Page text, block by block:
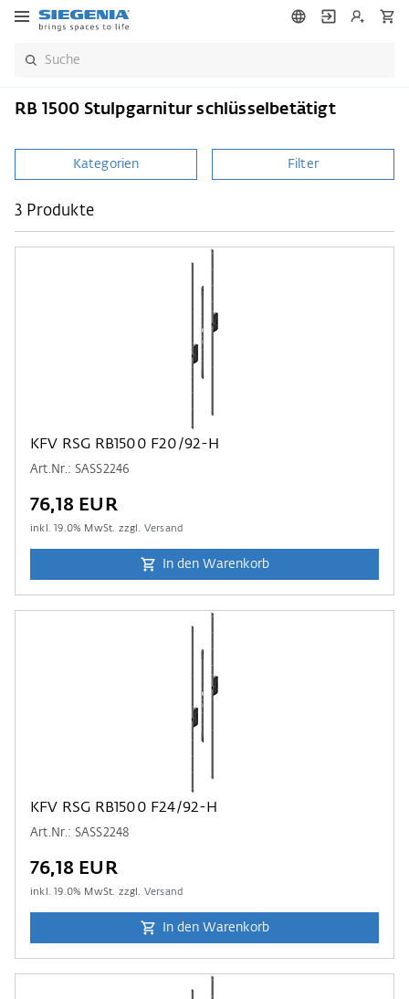
RB 1500 Stulpgarnitur schlüsselbetätigt
Kategorien Filter
3 Produkte
KFV RSG RB1500 F20/92-H
Art.Nr.: SASS2246
76,18 EUR
inkl.19.0% MwSt. zzgl. Versand
In den Warenkorb
KFV RSG RB1500 F24/92-H
Art.Nr.: SASS2248
76,18 EUR
inkl.19.0% MwSt. zzgl. Versand
In den Warenkorb